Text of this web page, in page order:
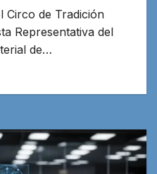
Circo de Tradición
Representativa del
de…